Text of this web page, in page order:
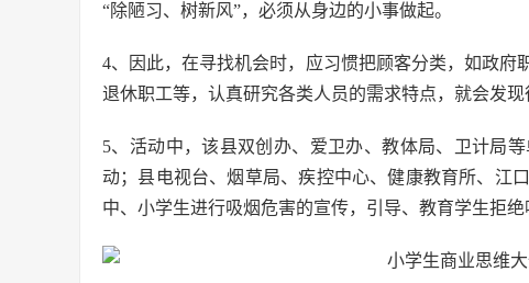
“除陋习、树新风”，必须从身边的小事做起。
4、因此，在寻找机会时，应习惯把顾客分类，如政府
退休职工等，认真研究各类人员的需求特点，就会发现
5、活动中，该县双创办、爱卫办、教体局、卫计局
动；县电视台、烟草局、疾控中心、健康教育所、江
中、小学生进行吸烟危害的宣传，引导、教育学生拒绝